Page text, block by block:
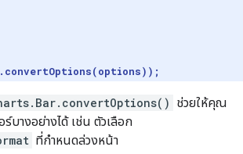
ช่วยให้คุณ
ร์บางอย่างได้ เช่น ตัวเลือก
ที่กำหนดล่วงหน้า